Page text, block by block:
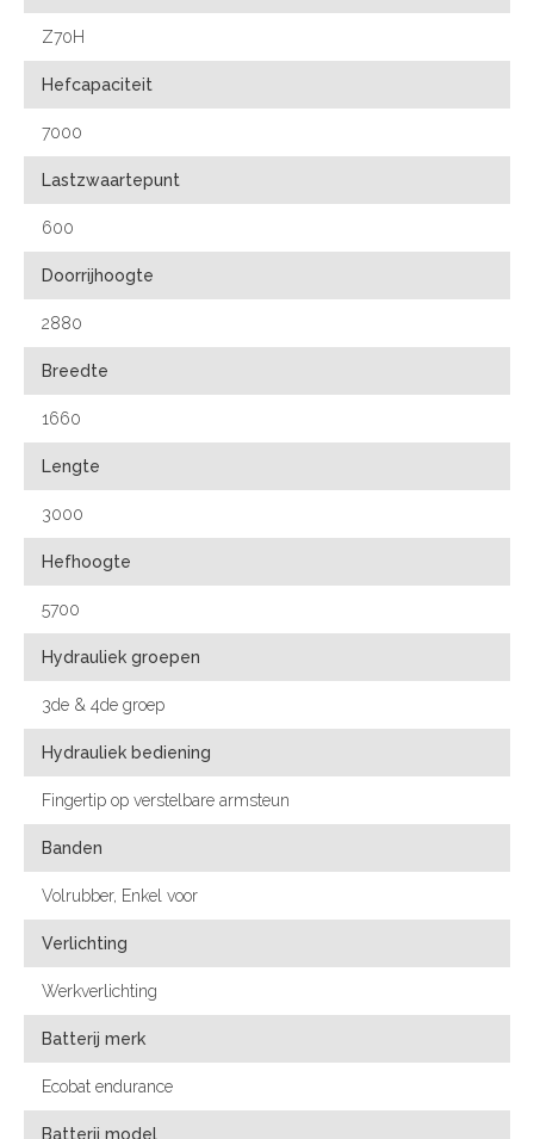
Z70H
Hefcapaciteit
7000
Lastzwaartepunt
600
Doorrijhoogte
2880
Breedte
1660
Lengte
3000
Hefhoogte
5700
Hydrauliek groepen
3de & 4de groep
Hydrauliek bediening
Fingertip op verstelbare armsteun
Banden
Volrubber, Enkel voor
Verlichting
Werkverlichting
Batterij merk
Ecobat endurance
Batterij model